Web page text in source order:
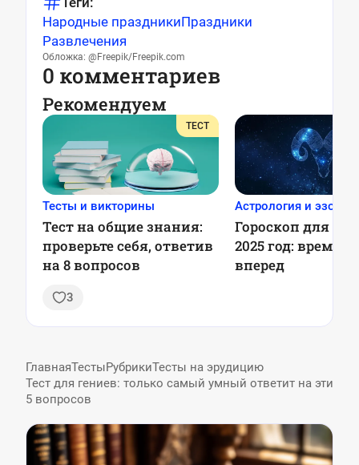
Народные праздникиПраздники
Развлечения
Обложка: @Freepik/Freepik.com
0 комментариев
Рекомендуем
ТЕСТ
Тесты и викторины
Тест на общие знания:
проверьте себя, ответив
на 8 вопросов
3
Астрология и
Гороскоп для
2025 год: время
вперед
ГлавнаяТестыРубрикиТесты на эрудицию
Тест для гениев: только самый умный ответит на эти
5 вопросов